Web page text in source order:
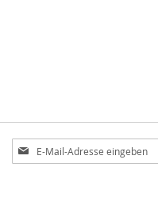
Anmeldung
zum